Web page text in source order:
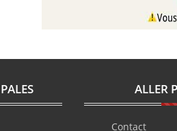
ALLER
Contact